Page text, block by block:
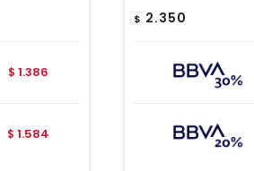
$ 1.386
$ 1.584
$ 2.350